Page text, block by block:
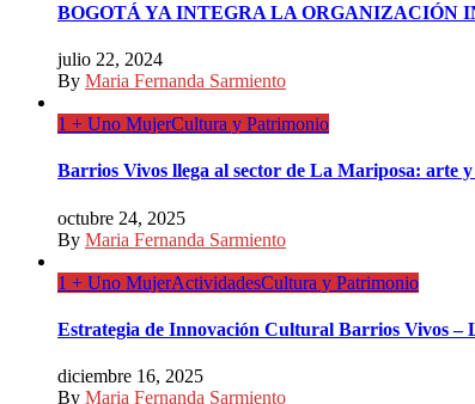
BOGOTÁ YA INTEGRA LA ORGANIZACIÓN
julio 22, 2024
By Maria Fernanda Sarmiento
1 + Uno MujerCultura y Patrimonio
Barrios Vivos llega al sector de La Mariposa: arte
octubre 24, 2025
By Maria Fernanda Sarmiento
1 + Uno MujerActividadesCultura y Patrimonio
Estrategia de Innovación Cultural Barrios Vivos –
diciembre 16, 2025
By Maria Fernanda Sarmiento